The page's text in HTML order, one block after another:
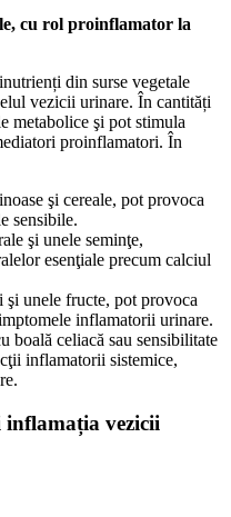
cu rol proinflamator la
din surse vegetale
vezicii urinare. În cantități
metabolice şi pot stimula
proinflamatori. În
şi cereale, pot provoca
sensibile.
şi unele seminţe,
esenţiale precum calciul
unele fructe, pot provoca
inflamatorii urinare.
boală celiacă sau sensibilitate
inflamatorii sistemice,
vezicii